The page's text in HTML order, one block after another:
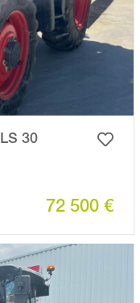
30
72 500 €